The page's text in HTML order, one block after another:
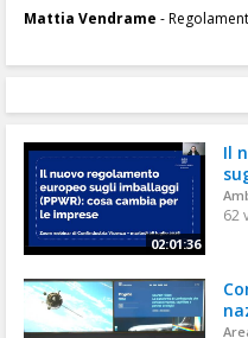
Mattia Vendrame -
02:01:36
Il
62